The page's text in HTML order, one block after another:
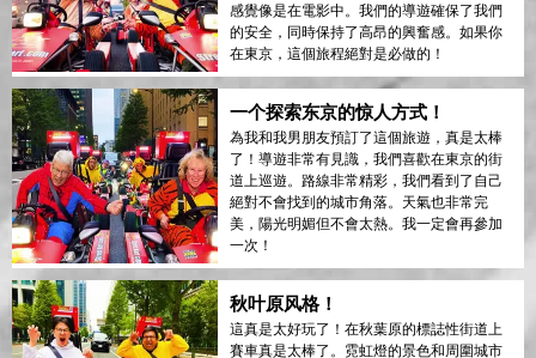
感覺像是在電影中。我們的導遊確保了我們
的安全，同時保持了高昂的興奮感。如果你
在東京，這個旅程絕對是必做的！
一个探索东京的惊人方式！
為我和我男朋友預訂了這個旅遊，真是太棒
了！導遊非常有見識，我們喜歡在東京的街
道上巡遊。路線非常精彩，我們看到了自己
絕對不會找到的城市角落。天氣也非常完
美，陽光明媚但不會太熱。我一定會再參加
一次！
秋叶原风格！
這真是太好玩了！在秋葉原的標誌性街道上
賽車真是太棒了。霓虹燈的景色和周圍城市